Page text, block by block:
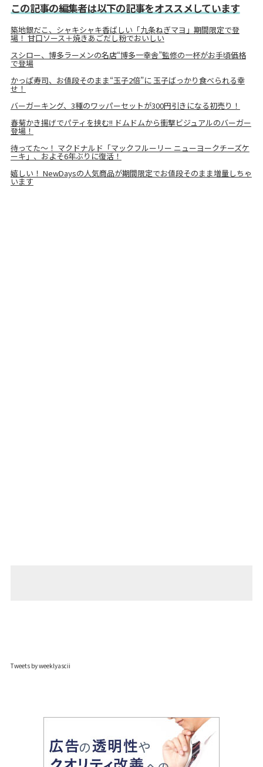
この記事の編集者は以下の記事をオススメしています
築地銀だこ、シャキシャキ香ばしい「九条ねぎマヨ」期間限定で登
場！ 甘口ソース＋焼きあごだし粉でおいしい
スシロー、博多ラーメンの名店“博多一幸舎”監修の一杯がお手頃価格
で登場
かっぱ寿司、お値段そのまま“玉子2倍”に 玉子ばっかり食べられる幸
せ！
バーガーキング、3種のワッパーセットが300円引きになる初売り！
春菊かき揚げでパティを挟む!! ドムドムから衝撃ビジュアルのバーガー
登場！
待ってた〜！ マクドナルド「マックフルーリー ニューヨークチーズケ
ーキ」、およそ6年ぶりに復活！
嬉しい！ NewDaysの人気商品が期間限定でお値段そのまま増量しちゃ
います
Tweets by weeklyascii